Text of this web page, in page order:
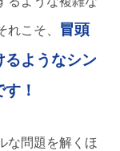
こそ、
冒頭
るようなシン
！
な問題を解くほ